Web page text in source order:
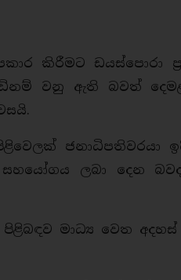
කිරීමට ඩයස්පොරා
වනු ඇති බවත්
ජනාධිපතිවරයා
ලබා දෙන බවද
මාධ්‍ය වෙත අදහස්